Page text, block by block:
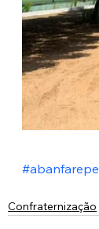
#abanfarepe
Confraternização